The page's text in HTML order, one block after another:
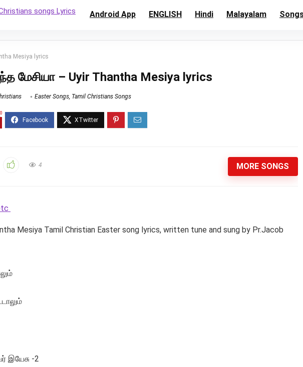
Android App ENGLISH Hindi Malayalam
Mesiya lyrics
மேசியா – Uyir Thantha Mesiya lyrics
Easter Songs, Tamil Christians Songs
0
4 MORE SONGS
Mesiya Tamil Christian Easter song lyrics, written tune and sung by Pr.Jacob
இயேசு -2